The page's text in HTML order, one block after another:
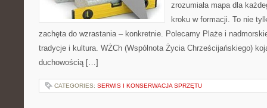
zrozumiała mapa dla
kroku w formacji. To nie
zachęta do wzrastania – konkretnie. Polecamy Plaże i
tradycje i kultura. WŻCh (Wspólnota Życia Chrześcijańskiego)
duchowością […]
CATEGORIES: SERWIS I KONSERWACJA SPRZĘTU